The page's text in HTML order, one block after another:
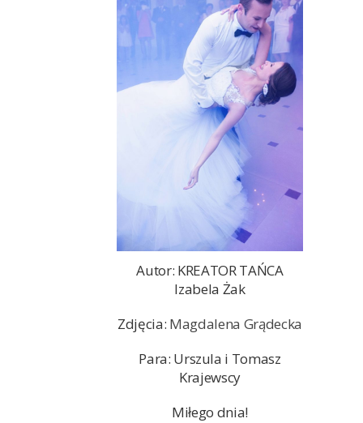
Autor: KREATOR TAŃCA
Izabela Żak
Zdjęcia: Magdalena Grądecka
Para: Urszula i Tomasz
Krajewscy
Miłego dnia!